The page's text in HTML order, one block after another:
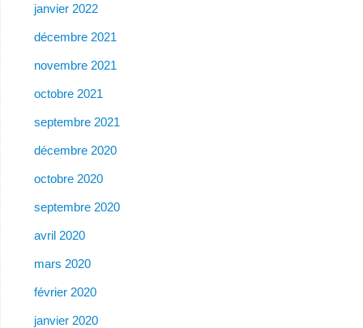
janvier 2022
décembre 2021
novembre 2021
octobre 2021
septembre 2021
décembre 2020
octobre 2020
septembre 2020
avril 2020
mars 2020
février 2020
janvier 2020